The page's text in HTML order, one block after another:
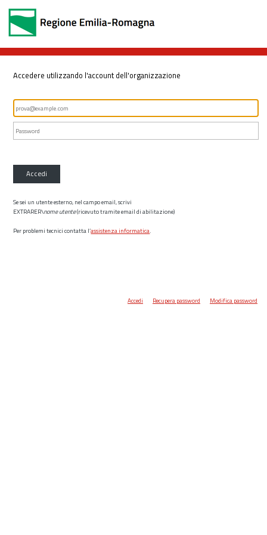
Accedere utilizzando l'account dell'organizzazione
Accedi
Se sei un utente esterno, nel campo email, scrivi
EXTRARER\nome utente(ricevuto tramite email di abilitazione)
Per problemi tecnici contatta l’assistenza informatica.
Accedi Recupera password Modifica password